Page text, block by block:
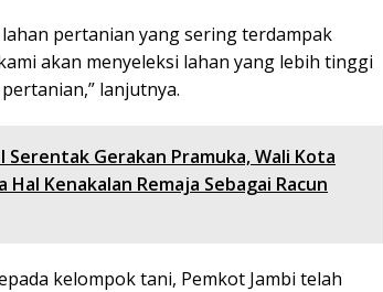
pertanian yang sering terdampak
akan menyeleksi lahan yang lebih tinggi
lanjutnya.
Serentak Gerakan Pramuka, Wali Kota
Kenakalan Remaja Sebagai Racun
kelompok tani, Pemkot Jambi telah